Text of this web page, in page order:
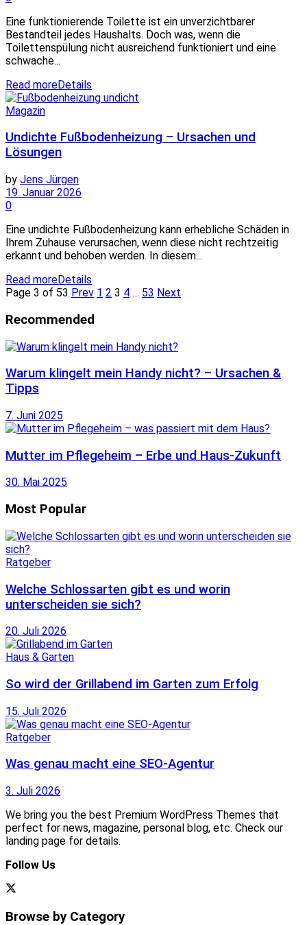
Eine funktionierende Toilette ist ein unverzichtbarer
Bestandteil jedes Haushalts. Doch was, wenn die
Toilettenspülung nicht ausreichend funktioniert und eine
schwache...
Read moreDetails
Magazin
Undichte Fußbodenheizung – Ursachen und
Lösungen
by Jens Jürgen
19. Januar 2026
0
Eine undichte Fußbodenheizung kann erhebliche Schäden in
Ihrem Zuhause verursachen, wenn diese nicht rechtzeitig
erkannt und behoben werden. In diesem...
Read moreDetails
Page 3 of 53 Prev 1 2 3 4 … 53 Next
Recommended
Warum klingelt mein Handy nicht? – Ursachen &
Tipps
7. Juni 2025
Mutter im Pflegeheim – Erbe und Haus-Zukunft
30. Mai 2025
Most Popular
Ratgeber
Welche Schlossarten gibt es und worin
unterscheiden sie sich?
20. Juli 2026
Haus & Garten
So wird der Grillabend im Garten zum Erfolg
15. Juli 2026
Ratgeber
Was genau macht eine SEO-Agentur
3. Juli 2026
We bring you the best Premium WordPress Themes that
perfect for news, magazine, personal blog, etc. Check our
landing page for details.
Follow Us
Browse by Category